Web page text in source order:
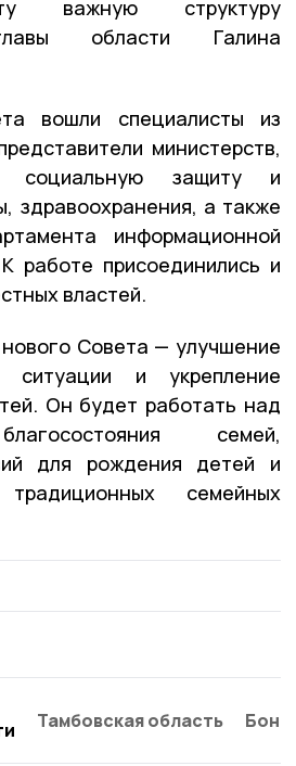
важную структуру
области Галина
вошли специалисты из
министерств,
социальную защиту и
здравоохранения, а также
информационной
работе присоединились и
властей.
Совета — улучшение
ситуации и укрепление
Он будет работать над
семей,
для рождения детей и
традиционных семейных
Тамбовская область